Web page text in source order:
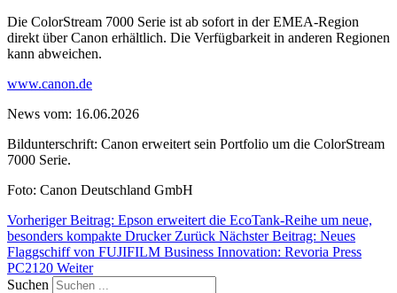
Die ColorStream 7000 Serie ist ab sofort in der EMEA-Region
direkt über Canon erhältlich. Die Verfügbarkeit in anderen Regionen
kann abweichen.
www.canon.de
News vom: 16.06.2026
Bildunterschrift: Canon erweitert sein Portfolio um die ColorStream
7000 Serie.
Foto: Canon Deutschland GmbH
Vorheriger Beitrag: Epson erweitert die EcoTank-Reihe um neue,
besonders kompakte Drucker Zurück Nächster Beitrag: Neues
Flaggschiff von FUJIFILM Business Innovation: Revoria Press
PC2120 Weiter
Suchen